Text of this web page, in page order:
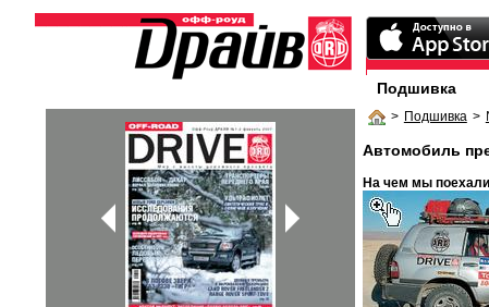
Подшивка
> Подшивка >
Автомобиль
На чем мы поехали